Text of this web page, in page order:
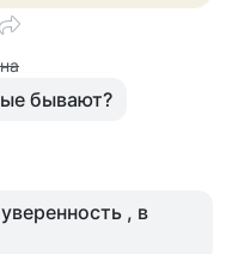
бывают?
, в